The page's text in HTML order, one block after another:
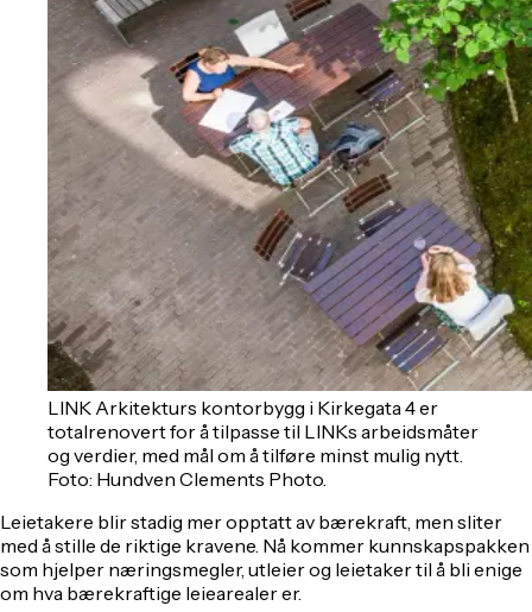
LINK Arkitekturs kontorbygg i Kirkegata 4 er
totalrenovert for å tilpasse til LINKs arbeidsmåter
og verdier, med mål om å tilføre minst mulig nytt.
Foto: Hundven Clements Photo.
Leietakere blir stadig mer opptatt av bærekraft, men sliter
med å stille de riktige kravene. Nå kommer kunnskapspakken
som hjelper næringsmegler, utleier og leietaker til å bli enige
om hva bærekraftige leiearealer er.